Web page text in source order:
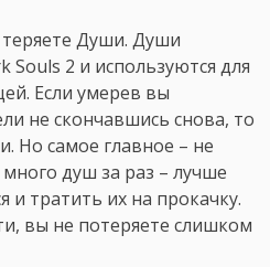
Души. Души
Souls 2 и используются для
Если умерев вы
не скончавшись снова, то
Но самое главное – не
душ за раз – лучше
и тратить их на прокачку.
вы не потеряете слишком